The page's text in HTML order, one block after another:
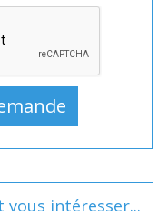
intéresser...